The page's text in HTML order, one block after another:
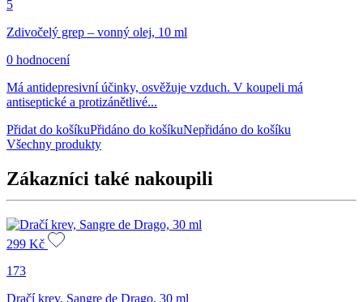
5
Zdivočelý grep – vonný olej, 10 ml
0 hodnocení
Má antidepresivní účinky, osvěžuje vzduch. V koupeli má
antiseptické a protizánětlivé...
Přidat do košíkuPřidáno do košíkuNepřidáno do košíku
Všechny produkty
Zákazníci také nakoupili
299 Kč
173
Dračí krev, Sangre de Drago, 30 ml